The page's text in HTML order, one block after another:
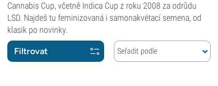
Cannabis Cup, včetně Indica Cup z roku 2008 za odrůdu
LSD. Najdeš tu feminizovaná i samonakvétací semena, od
klasik po novinky.
Filtrovat Seřadit podle